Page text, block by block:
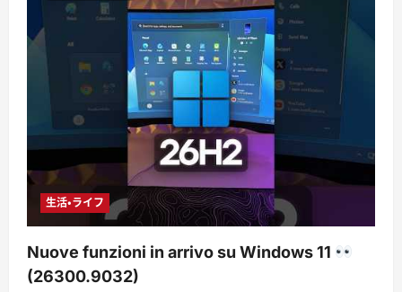
生活・ライフ
Nuove funzioni in arrivo su Windows 11
(26300.9032)